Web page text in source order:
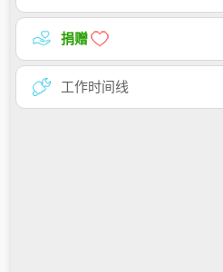
捐赠
工作时间线